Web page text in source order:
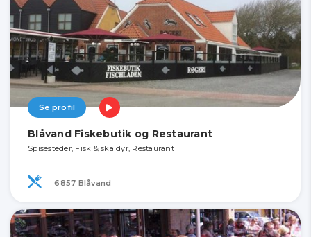
Se profil
Blåvand Fiskebutik og Restaurant
Spisesteder, Fisk & skaldyr, Restaurant
6857 Blåvand